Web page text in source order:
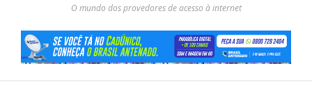
O mundo dos provedores de acesso à internet